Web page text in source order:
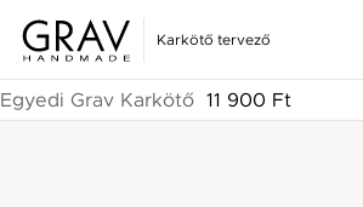
Karkötő tervező
Egyedi Grav Karkötő 11 900 Ft